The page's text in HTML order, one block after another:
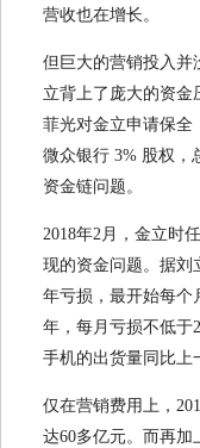
营收也在增长。
但巨大的营销投入并
立背上了庞大的资金
菲光对金立申请保全
微众银行 3% 股权，
资金链问题。
2018年2月，金立时
现的资金问题。据刘
年亏损，最开始每个
年，每月亏损不低于
手机的出货量同比上
仅在营销费用上，
达60多亿元。而再加